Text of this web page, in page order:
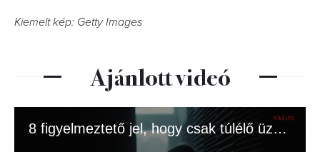
Kiemelt kép: Getty Images
Ajánlott videó
8 figyelmeztető jel, hogy csak túlélő üzemmódban élsz